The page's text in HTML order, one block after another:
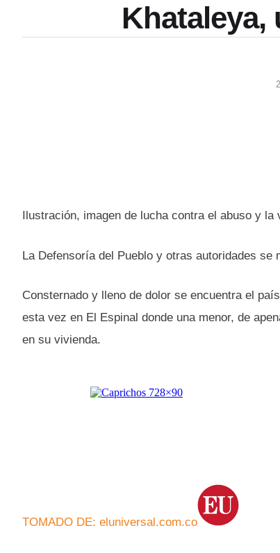
Khataleya,
Ilustración, imagen de lucha contra el abuso y la
La Defensoría del Pueblo y otras autoridades se
Consternado y lleno de dolor se encuentra el
esta vez en El Espinal donde una menor, de
en su vivienda.
TOMADO DE: eluniversal.com.co